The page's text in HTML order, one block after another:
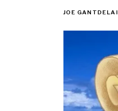
JOE